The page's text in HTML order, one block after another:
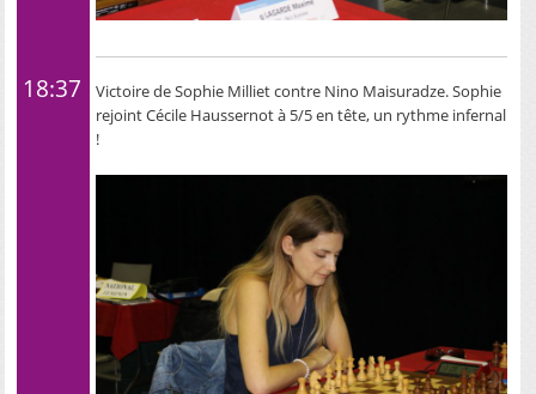
18:37
Victoire de Sophie Milliet contre Nino Maisuradze. Sophie
rejoint Cécile Haussernot à 5/5 en tête, un rythme infernal
!